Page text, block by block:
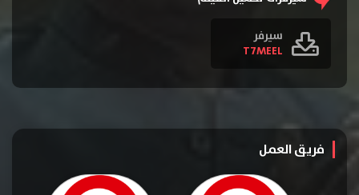
سيرفر
T7MEEL
فريق العمل